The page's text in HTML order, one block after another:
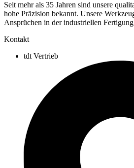
Seit mehr als 35 Jahren sind unsere
hohe Präzision bekannt. Unsere
Ansprüchen in der industriellen
Kontakt
tdt Vertrieb